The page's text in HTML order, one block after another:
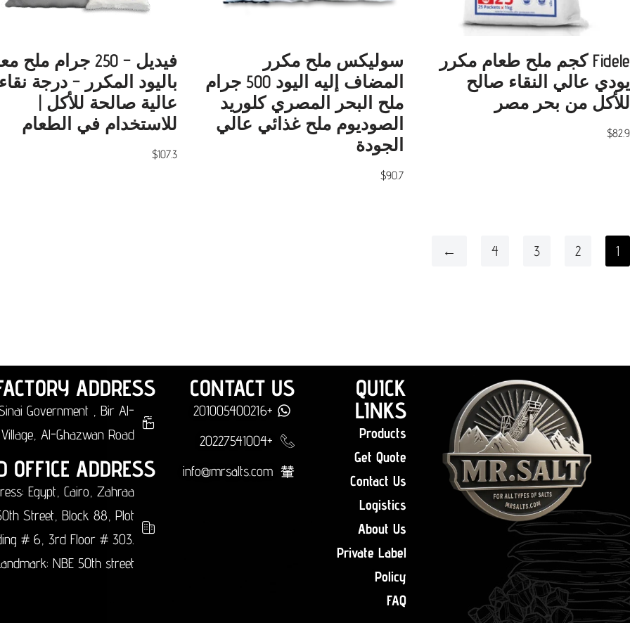
Fidele كجم ملح طعام مكرر
يودي عالي النقاء صالح
للأكل من بحر مصر
$82.9
سوليكس ملح مكرر
المضاف إليه اليود 500 جرام
ملح البحر المصري كلوريد
الصوديوم ملح غذائي عالي
الجودة
$90.7
فيديل – 250 جرام ملح
باليود المكرر – درجة
عالية صالحة للأكل |
للاستخدام في الطعام
$107.3
1
2
3
4
←
QUICK
LINKS
Products
Get Quote
Contact Us
Logistics
About Us
Private Label
Policy
FAQ
CONTACT US
+201005400216
+20227541004
info@mrsalts.com
ADDRESS
Government , Bir Al-
Al-Ghazwan Road.
OFFICE ADDRESS
Egypt, Cairo, Zahraa
Street, Block 88, Plot
# 6, 3rd Floor # 303.
NBE 50th street.​​